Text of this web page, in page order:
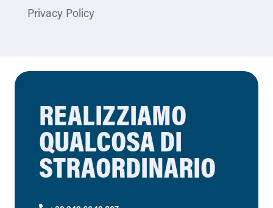
Privacy Policy
REALIZZIAMO
QUALCOSA DI
STRAORDINARIO